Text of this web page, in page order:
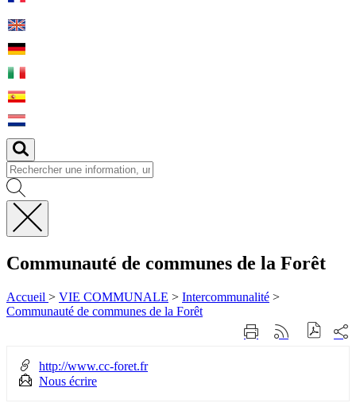
Fermer
recherche
Communauté de communes de la Forêt
Accueil > VIE COMMUNALE > Intercommunalité >
Communauté de communes de la Forêt
ImprimerGénérer
sur
La Communauté de Communes de la
http://www.cc-foret.fr
Nous écrire